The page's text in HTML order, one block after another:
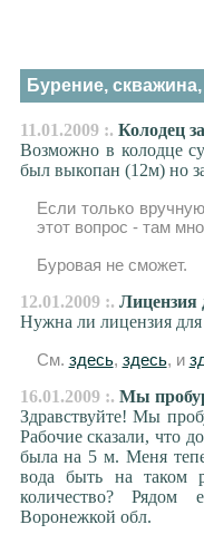
Бурение,
11.01.2009 :. Колодец
Возможно в колодце
был выкопан (12м) но
Если только
этот вопрос - там
Буровая не сможет.
12.01.2009 :. Лицензия
Нужна ли лицензия
См. здесь, здесь, и
16.01.2009 :. Мы
Здравствуйте! Мы
Рабочие сказали, что
была на 5 м. Меня
вода быть на таком
количество?
Воронежкой обл.